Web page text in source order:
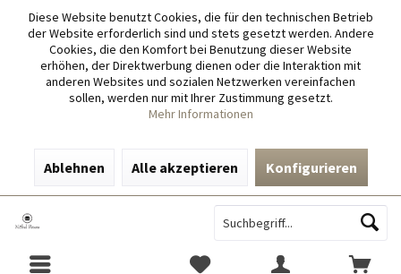
Diese Website benutzt Cookies, die für den technischen Betrieb
der Website erforderlich sind und stets gesetzt werden. Andere
Cookies, die den Komfort bei Benutzung dieser Website
erhöhen, der Direktwerbung dienen oder die Interaktion mit
anderen Websites und sozialen Netzwerken vereinfachen
sollen, werden nur mit Ihrer Zustimmung gesetzt.
Mehr Informationen
Ablehnen Alle akzeptieren Konfigurieren